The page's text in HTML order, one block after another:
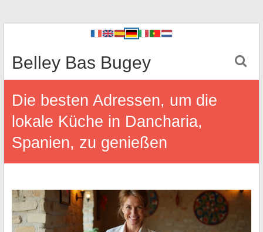
Belley Bas Bugey
Die besten Adressen, um die
lokale Küche in Dancharia,
Spanien, zu genießen